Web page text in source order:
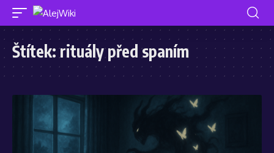
Štítek:rituály před spaním